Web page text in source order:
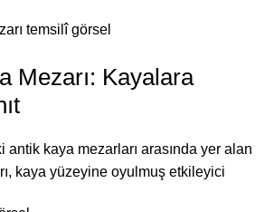
Mezarı: Kayalara
kaya mezarları arasında yer alan
kaya yüzeyine oyulmuş etkileyici